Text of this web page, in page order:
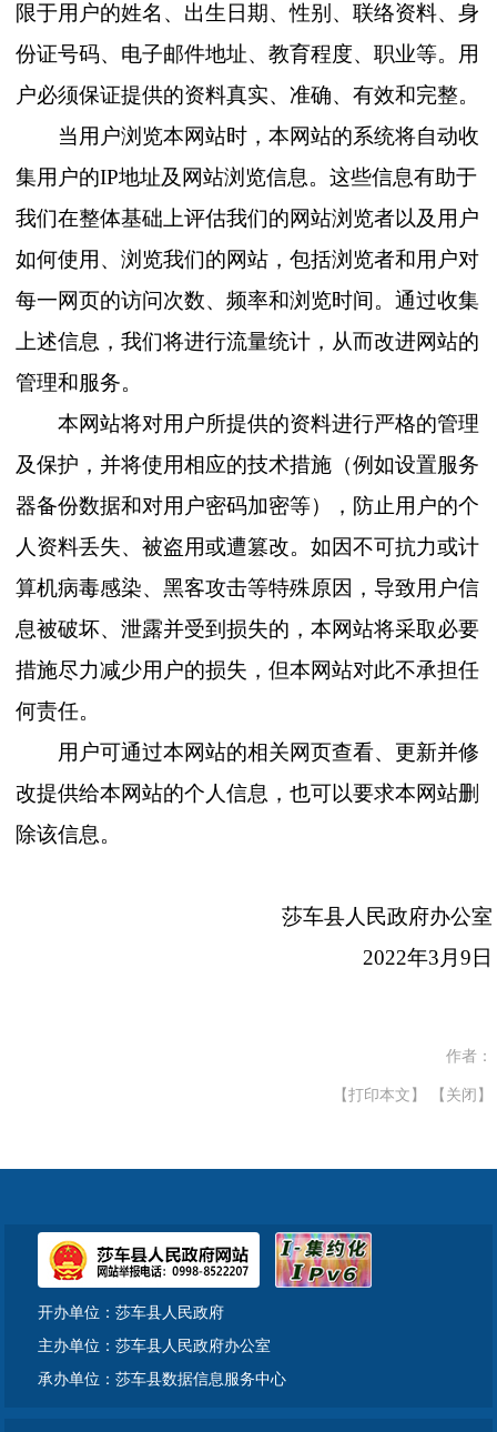
限于用户的姓名、出生日期、性别、联络资料、身
份证号码、电子邮件地址、教育程度、职业等。用
户必须保证提供的资料真实、准确、有效和完整。
当用户浏览本网站时，本网站的系统将自动收
集用户的IP地址及网站浏览信息。这些信息有助于
我们在整体基础上评估我们的网站浏览者以及用户
如何使用、浏览我们的网站，包括浏览者和用户对
每一网页的访问次数、频率和浏览时间。通过收集
上述信息，我们将进行流量统计，从而改进网站的
管理和服务。
本网站将对用户所提供的资料进行严格的管理
及保护，并将使用相应的技术措施（例如设置服务
器备份数据和对用户密码加密等），防止用户的个
人资料丢失、被盗用或遭篡改。如因不可抗力或计
算机病毒感染、黑客攻击等特殊原因，导致用户信
息被破坏、泄露并受到损失的，本网站将采取必要
措施尽力减少用户的损失，但本网站对此不承担任
何责任。
用户可通过本网站的相关网页查看、更新并修
改提供给本网站的个人信息，也可以要求本网站删
除该信息。
莎车县人民政府办公室
2022年3月9日
作者：
【打印本文】 【关闭】
开办单位：莎车县人民政府
主办单位：莎车县人民政府办公室
承办单位：莎车县数据信息服务中心